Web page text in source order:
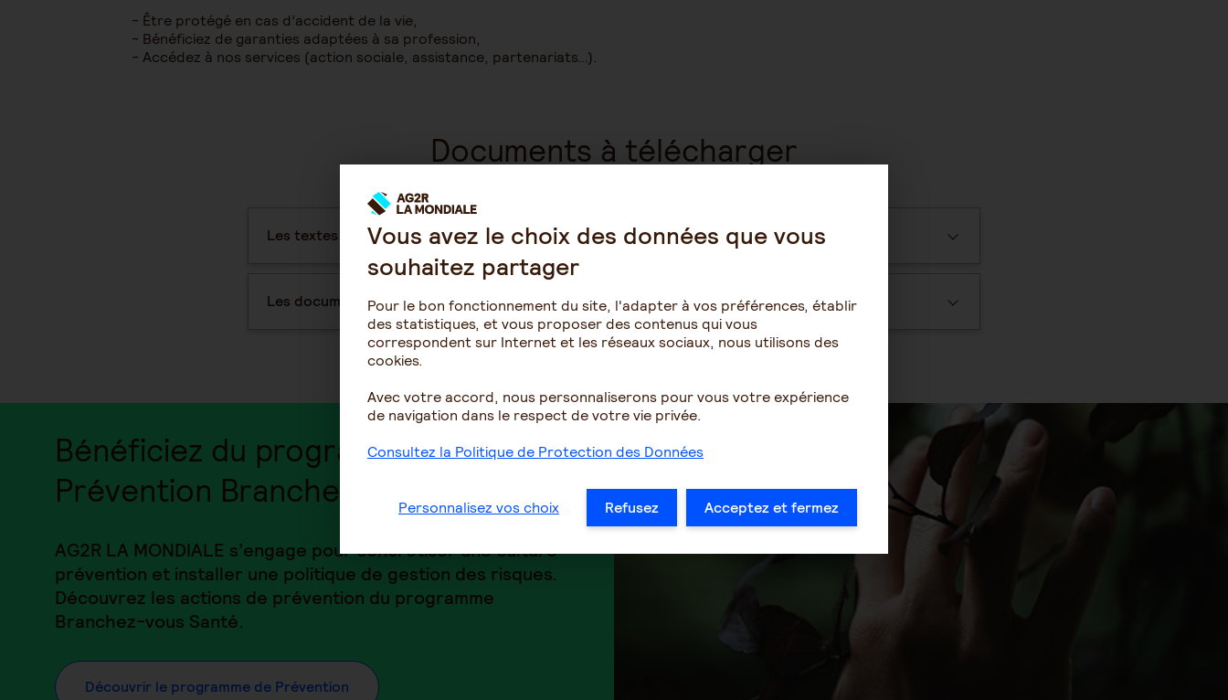
Être protégé en cas d’accident de la vie,
Bénéficiez de garanties adaptées à sa profession,
Accédez à nos services (action sociale, assistance, partenariats…).
Documents à télécharger
Les textes officiels
Les documents pour les entreprises et les salariés
Bénéficiez du programme de
Prévention Branchez-vous Santé
AG2R LA MONDIALE s’engage pour concrétiser une culture
prévention et installer une politique de gestion des risques.
Découvrez les actions de prévention du programme
Branchez-vous Santé.
Découvrir le programme de Prévention
Vous avez le choix des données que vous
souhaitez partager
Pour le bon fonctionnement du site, l'adapter à vos préférences, établir
des statistiques, et vous proposer des contenus qui vous
correspondent sur Internet et les réseaux sociaux, nous utilisons des
cookies.
Avec votre accord, nous personnaliserons pour vous votre expérience
de navigation dans le respect de votre vie privée.
Consultez la Politique de Protection des Données
Personnalisez vos choix Refusez Acceptez et fermez